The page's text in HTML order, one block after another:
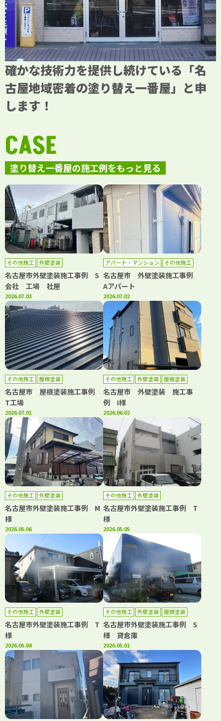
確かな技術力を提供し続けている「名
古屋地域密着の塗り替え一番屋」と申
します！
塗り替え一番屋の施工例をもっと見る
CASE
その他施工 外壁塗装
名古屋市外壁塗装施工事例 S
会社 工場 社屋
2026.07.03
アパート・マンション
その他施工
外壁塗装
屋根塗装
名古屋市 外壁塗装施工事例
Aアパート
2026.07.02
その他施工 屋根塗装
名古屋市 屋根塗装施工事例
T工場
2026.07.01
その他施工 外壁塗装 屋根塗装
名古屋市 外壁塗装 施工事
例 I様
2026.06.02
その他施工 外壁塗装
名古屋市外壁塗装施工事例 M
様
2026.05.06
その他施工 外壁塗装
名古屋市外壁塗装施工事例 T
様
2026.05.05
その他施工 外壁塗装
名古屋市外壁塗装施工事例 T
様
2026.05.04
その他施工 外壁塗装 屋根塗装
名古屋市外壁塗装施工事例 S
様 貸倉庫
2026.05.01